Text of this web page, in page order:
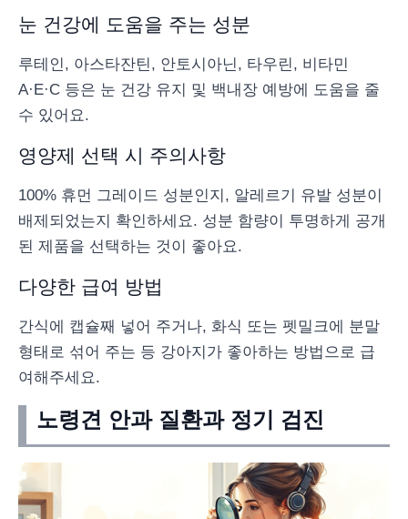
눈 건강에 도움을 주는 성분
루테인, 아스타잔틴, 안토시아닌, 타우린, 비타민
A·E·C 등은 눈 건강 유지 및 백내장 예방에 도움을 줄
수 있어요.
영양제 선택 시 주의사항
100% 휴먼 그레이드 성분인지, 알레르기 유발 성분이
배제되었는지 확인하세요. 성분 함량이 투명하게 공개
된 제품을 선택하는 것이 좋아요.
다양한 급여 방법
간식에 캡슐째 넣어 주거나, 화식 또는 펫밀크에 분말
형태로 섞어 주는 등 강아지가 좋아하는 방법으로 급
여해주세요.
노령견 안과 질환과 정기 검진